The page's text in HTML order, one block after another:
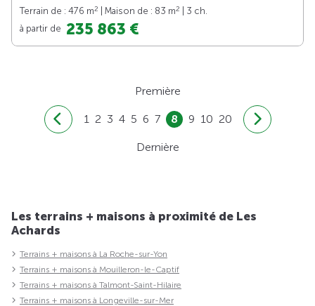
Terrain de : 476 m2 | Maison de : 83 m2
| 3 ch.
à partir de 235 863 €
Première
1 2 3 4 5 6 7 8 9 10 20
Dernière
Les terrains + maisons à proximité de Les
Achards
Terrains + maisons à La Roche-sur-Yon
Terrains + maisons à Mouilleron-le-Captif
Terrains + maisons à Talmont-Saint-Hilaire
Terrains + maisons à Longeville-sur-Mer